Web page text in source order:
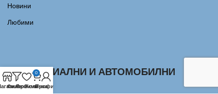
Новини
Любими
ИНДУСТРИАЛНИ И АВТОМОБИЛНИ
ЛАГЕРИ
Филтри
Любими
0
Количка
Профил